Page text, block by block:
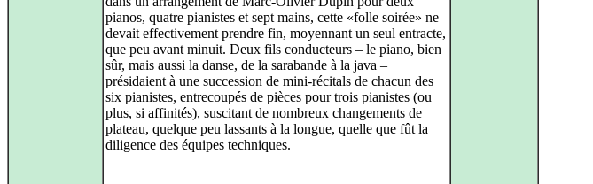
pianos, quatre pianistes et sept mains, cette «folle soirée» ne
devait effectivement prendre fin, moyennant un seul entracte,
que peu avant minuit. Deux fils conducteurs – le piano, bien
sûr, mais aussi la danse, de la sarabande à la java –
présidaient à une succession de mini-récitals de chacun des
six pianistes, entrecoupés de pièces pour trois pianistes (ou
plus, si affinités), suscitant de nombreux changements de
plateau, quelque peu lassants à la longue, quelle que fût la
diligence des équipes techniques.